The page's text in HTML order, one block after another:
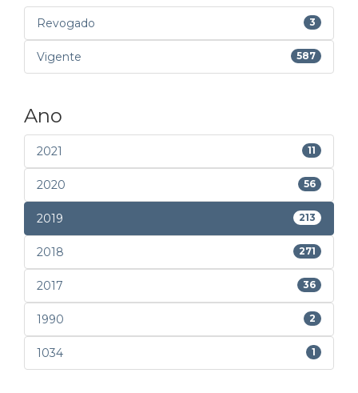
Revogado 3
Vigente 587
Ano
2021 11
2020 56
2019 213
2018 271
2017 36
1990 2
1034 1